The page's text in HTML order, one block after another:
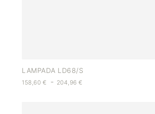
LAMPADA LD68/S
158,60 € - 204,96€